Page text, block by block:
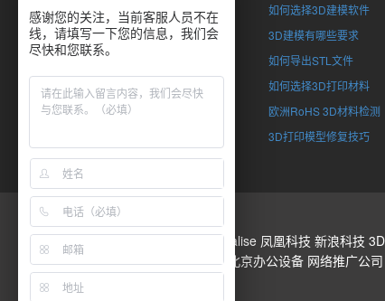
了解SimpNeed
联系我们
全球合伙计划
加入SimpNeed
版权申明
如何选择3D建模软件
3D建模有哪些要求
如何导出STL文件
如何选择3D打印材料
欧洲RoHS 3D材料检测
3D打印模型修复技巧
3D打印 Stratasys Materialise 凤凰科技 新浪科技
3d建筑模型下载 五月花 北京办公设备 网络推广公司
感谢您的关注，当前客服人员不在
线，请填写一下您的信息，我们会
尽快和您联系。